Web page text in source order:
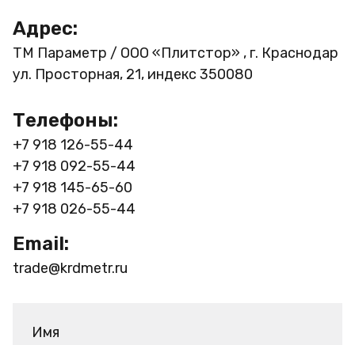
Адрес:
ТМ Параметр / ООО «Плитстор» , г. Краснодар
ул. Просторная, 21, индекс 350080
Телефоны:
+7 918 126-55-44
+7 918 092-55-44
+7 918 145-65-60
+7 918 026-55-44
Email:
trade@krdmetr.ru
Имя